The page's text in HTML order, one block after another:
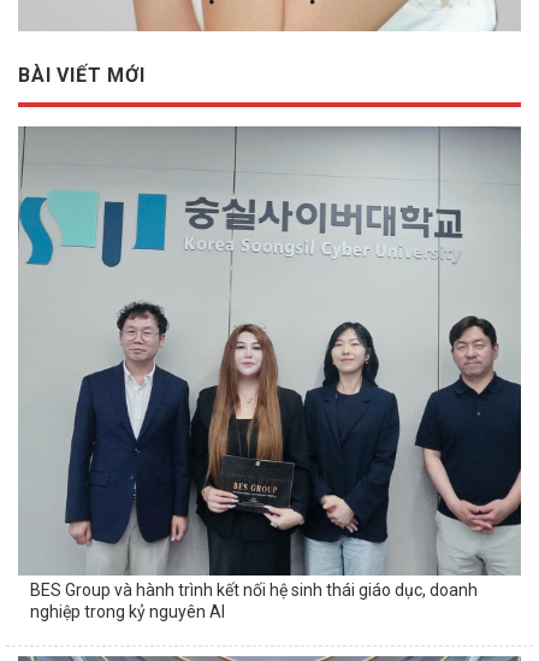
BÀI VIẾT MỚI
BES Group và hành trình kết nối hệ sinh thái giáo dục, doanh
nghiệp trong kỷ nguyên AI